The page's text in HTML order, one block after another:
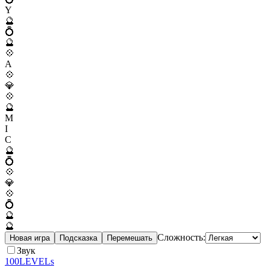
Y
🔮
💍
🔮
💠
A
💠
💎
💠
🔮
M
I
C
🔮
💍
💠
💎
💠
💍
🔮
🔮
Новая игра Подсказка Перемешать Сложность:
Звук
100LEVELs